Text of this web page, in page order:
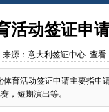
活动签证申
源：意大利签证中心 查
育活动签证申请主要指申
，短期演出等。